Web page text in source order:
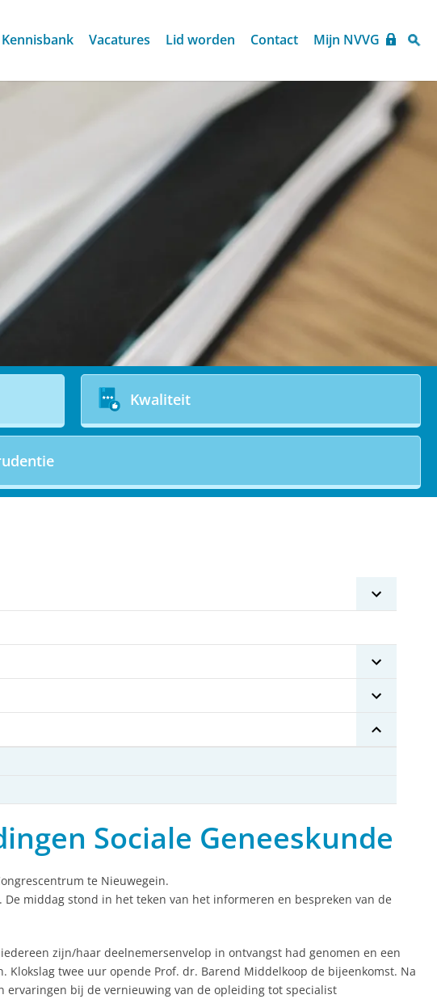
Kennisbank Vacatures Lid worden Contact Mijn NVVG
Kwaliteit
Sociale Geneeskunde
te Nieuwegein.
De middag stond in het teken van het informeren en bespreken van de
zijn/haar deelnemersenvelop in ontvangst had genomen en een
twee uur opende Prof. dr. Barend Middelkoop de bijeenkomst. Na
ervaringen bij de vernieuwing van de opleiding tot specialist